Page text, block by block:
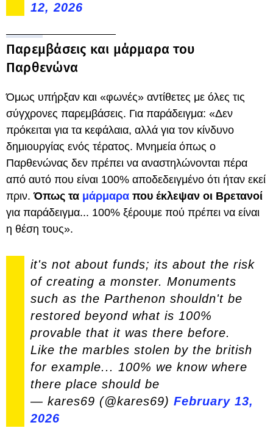
12, 2026
Παρεμβάσεις και μάρμαρα του
Παρθενώνα
Όμως υπήρξαν και «φωνές» αντίθετες με όλες τις
σύγχρονες παρεμβάσεις. Για παράδειγμα: «Δεν
πρόκειται για τα κεφάλαια, αλλά για τον κίνδυνο
δημιουργίας ενός τέρατος. Μνημεία όπως ο
Παρθενώνας δεν πρέπει να αναστηλώνονται πέρα ​​
από αυτό που είναι 100% αποδεδειγμένο ότι ήταν εκεί
πριν.Όπως τα μάρμαρα που έκλεψαν οι Βρετανοί
για παράδειγμα... 100% ξέρουμε πού πρέπει να είναι
η θέση τους».
it's not about funds; its about the risk
of creating a monster. Monuments
such as the Parthenon shouldn't be
restored beyond what is 100%
provable that it was there before.
Like the marbles stolen by the british
for example... 100% we know where
there place should be
— kares69 (@kares69) February 13,
2026